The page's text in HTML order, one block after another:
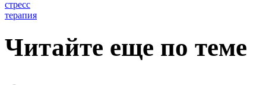
стресс
терапия
Читайте еще по теме